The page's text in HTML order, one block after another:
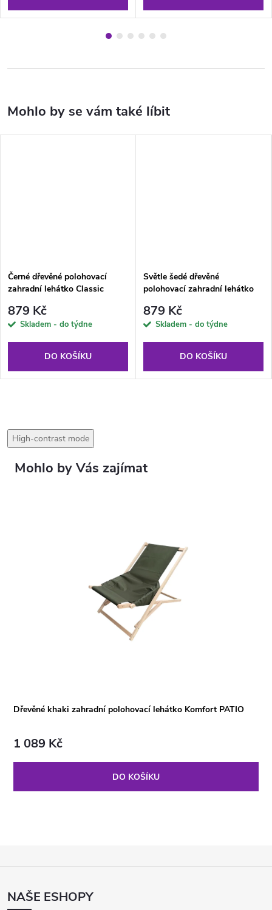
Černé dřevěné polohovací
zahradní lehátko Classic
879 Kč
Skladem - do týdne
DO KOŠÍKU
Světle šedé dřevěné
polohovací zahradní lehátko
879 Kč
Skladem - do týdne
DO KOŠÍKU
High-contrast mode
Dřevěné khaki zahradní polohovací lehátko Komfort PATIO
1 089 Kč
DO KOŠÍKU
ANAŠE ESHOPY